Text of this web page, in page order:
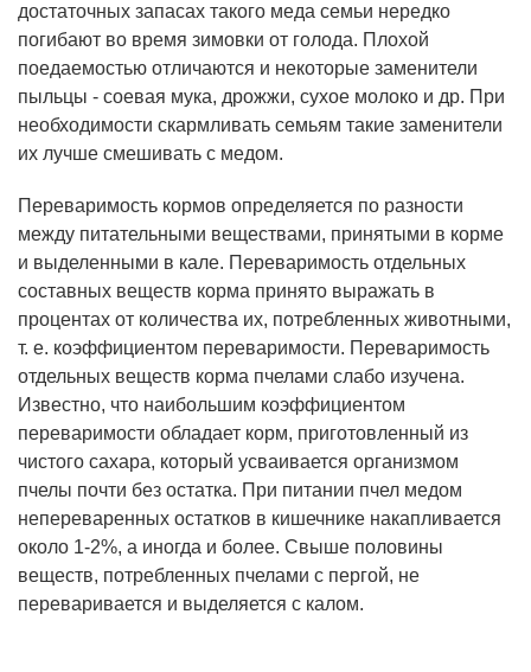
достаточных запасах такого меда семьи нередко
погибают во время зимовки от голода. Плохой
поедаемостью отличаются и некоторые заменители
пыльцы - соевая мука, дрожжи, сухое молоко и др. При
необходимости скармливать семьям такие заменители
их лучше смешивать с медом.
Переваримость кормов определяется по разности
между питательными веществами, принятыми в корме
и выделенными в кале. Переваримость отдельных
составных веществ корма принято выражать в
процентах от количества их, потребленных животными,
т. е. коэффициентом переваримости. Переваримость
отдельных веществ корма пчелами слабо изучена.
Известно, что наибольшим коэффициентом
переваримости обладает корм, приготовленный из
чистого сахара, который усваивается организмом
пчелы почти без остатка. При питании пчел медом
непереваренных остатков в кишечнике накапливается
около 1-2%, а иногда и более. Свыше половины
веществ, потребленных пчелами с пергой, не
переваривается и выделяется с калом.